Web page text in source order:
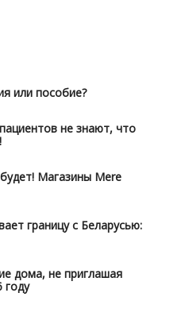
или пособие?
не знают, что
Магазины Mere
границу с Беларусью:
дома, не приглашая
году